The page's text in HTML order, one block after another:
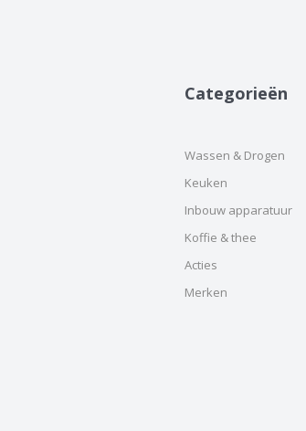
Categorieën
Wassen & Drogen
Keuken
Inbouw apparatuur
Koffie & thee
Acties
Merken